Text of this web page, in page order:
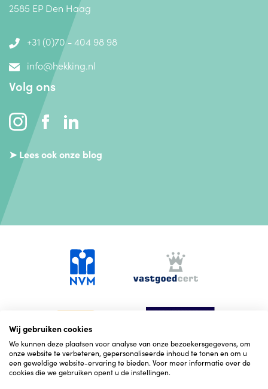
2585 EP Den Haag
+31 (0)70 - 404 98 98
info@hekking.nl
Volg ons
➤ Lees ook onze blog
Wij gebruiken cookies
We kunnen deze plaatsen voor analyse van onze bezoekersgegevens, om
onze website te verbeteren, gepersonaliseerde inhoud te tonen en om u
een geweldige website-ervaring te bieden. Voor meer informatie over de
cookies die we gebruiken opent u de instellingen.